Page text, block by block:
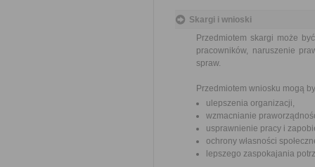
Skargi i wnioski
Przedmiotem skargi może
pracowników, naruszenie
spraw.
Przedmiotem wniosku mogą
ulepszenia organizacji,
wzmacnianie
usprawnienie pracy i
ochrony własności
lepszego zaspokajania